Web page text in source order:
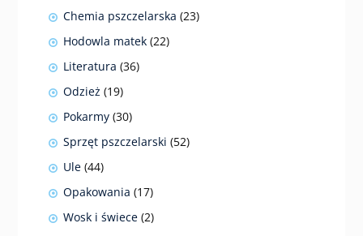
Chemia pszczelarska 2323
Hodowla matek 2222
Literatura 3636
Odzież 1919
Pokarmy 3030
Sprzęt pszczelarski 5252
Ule 4444
Opakowania 1717
Wosk i świece 22